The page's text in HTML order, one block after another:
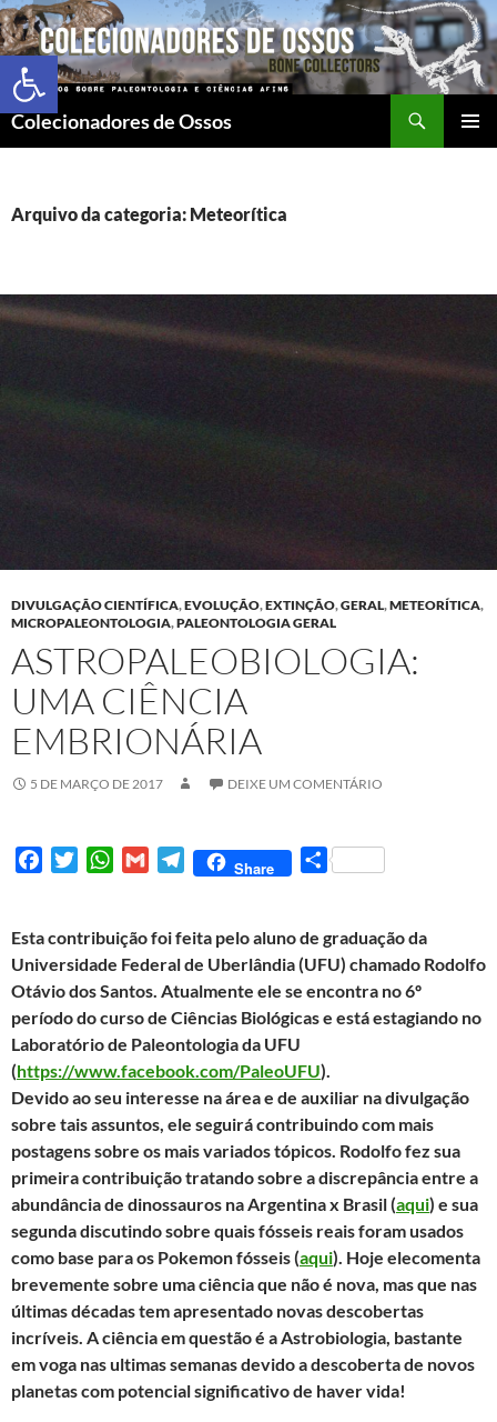
Abrir a barra de ferramentas
Colecionadores de Ossos
Arquivo da categoria: Meteorítica
DIVULGAÇÃO CIENTÍFICA,EVOLUÇÃO,EXTINÇÃO,GERAL,METEORÍTICA,
MICROPALEONTOLOGIA,PALEONTOLOGIA GERAL
ASTROPALEOBIOLOGIA:
UMA CIÊNCIA
EMBRIONÁRIA
5 DE MARÇO DE 2017 DEIXE UM COMENTÁRIO
e
b
o
o
k
t
t
e
r
W
t
s
A
p
p
G
i
l
T
e
g
r
a
m
Share
S
r
e
Esta contribuição foi feita pelo aluno de graduação da
Universidade Federal de Uberlândia (UFU) chamado Rodolfo
Otávio dos Santos. Atualmente ele se encontra no 6º
período do curso de Ciências Biológicas e está estagiando no
Laboratório de Paleontologia da UFU
(https://www.facebook.com/PaleoUFU).
Devido ao seu interesse na área e de auxiliar na divulgação
sobre tais assuntos, ele seguirá contribuindo com mais
postagens sobre os mais variados tópicos. Rodolfo fez sua
primeira contribuição tratando sobre a discrepância entre a
abundância de dinossauros na Argentina x Brasil (aqui) e sua
segunda discutindo sobre quais fósseis reais foram usados
como base para os Pokemon fósseis (aqui). Hoje elecomenta
brevemente sobre uma ciência que não é nova, mas que nas
últimas décadas tem apresentado novas descobertas
incríveis. A ciência em questão é a Astrobiologia, bastante
em voga nas ultimas semanas devido a descoberta de novos
planetas com potencial significativo de haver vida!